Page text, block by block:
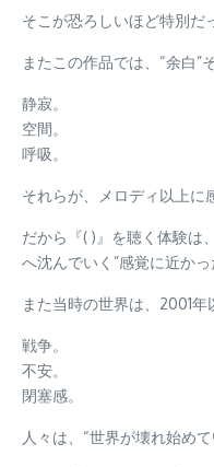
そこが恐ろしいほど特別だ
またこの作品では、“余白”
静寂。
空間。
呼吸。
それらが、メロディ以上に
だから『( )』を聴く体験は
へ沈んでいく”感覚に近かっ
また当時の世界は、2001年
戦争。
不安。
閉塞感。
人々は、“世界が壊れ始め